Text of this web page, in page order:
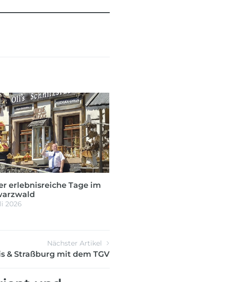
erlebnisreiche Tage im
2026
Nächster Artikel
& Straßburg mit dem TGV